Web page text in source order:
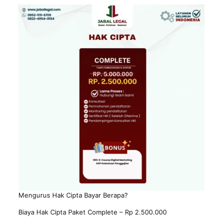
Mengurus Hak Cipta Bayar Berapa?
Biaya Hak Cipta Paket Complete – Rp 2.500.000